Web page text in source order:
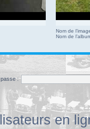
Nom de
Nom de
:
en